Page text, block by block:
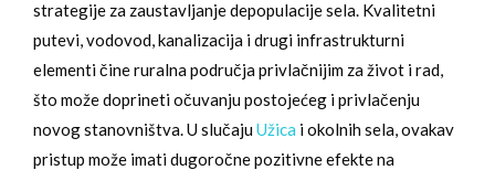
strategije za zaustavljanje depopulacije sela. Kvalitetni
putevi, vodovod, kanalizacija i drugi infrastrukturni
elementi čine ruralna područja privlačnijim za život i rad,
što može doprineti očuvanju postojećeg i privlačenju
novog stanovništva. U slučajuUžica i okolnih sela, ovakav
pristup može imati dugoročne pozitivne efekte na